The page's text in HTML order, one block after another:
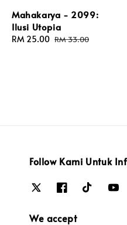
Mahakarya - 2099:
Ilusi Utopia
Sale
RM 25.00 Regular
RM 33.00
Follow Kami Untuk
We accept